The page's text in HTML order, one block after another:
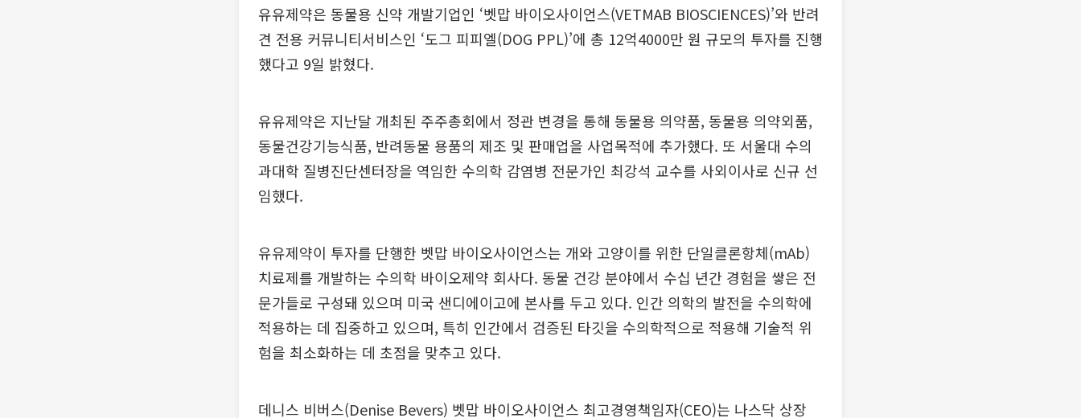
유유제약은 동물용 신약 개발기업인 ‘벳맙 바이오사이언스(VETMAB BIOSCIENCES)’와 반려
견 전용 커뮤니티서비스인 ‘도그 피피엘(DOG PPL)’에 총 12억4000만 원 규모의 투자를 진행
했다고 9일 밝혔다.
유유제약은 지난달 개최된 주주총회에서 정관 변경을 통해 동물용 의약품, 동물용 의약외품,
동물건강기능식품, 반려동물 용품의 제조 및 판매업을 사업목적에 추가했다. 또 서울대 수의
과대학 질병진단센터장을 역임한 수의학 감염병 전문가인 최강석 교수를 사외이사로 신규 선
임했다.
유유제약이 투자를 단행한 벳맙 바이오사이언스는 개와 고양이를 위한 단일클론항체(mAb)
치료제를 개발하는 수의학 바이오제약 회사다. 동물 건강 분야에서 수십 년간 경험을 쌓은 전
문가들로 구성돼 있으며 미국 샌디에이고에 본사를 두고 있다. 인간 의학의 발전을 수의학에
적용하는 데 집중하고 있으며, 특히 인간에서 검증된 타깃을 수의학적으로 적용해 기술적 위
험을 최소화하는 데 초점을 맞추고 있다.
데니스 비버스(Denise Bevers) 벳맙 바이오사이언스 최고경영책임자(CEO)는 나스닥 상장